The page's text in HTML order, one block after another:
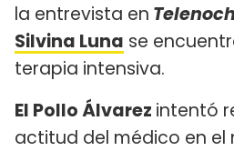
la entrevista en
Silvina Luna se
terapia intensiva.
El Pollo Álvarez intentó
actitud del médico en el